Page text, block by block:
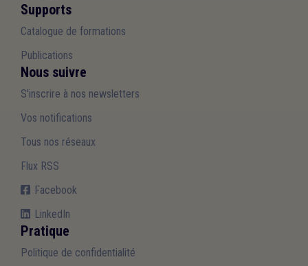
Supports
Catalogue de formations
Publications
Nous suivre
S'inscrire à nos newsletters
Vos notifications
Tous nos réseaux
Flux RSS
Facebook
LinkedIn
Pratique
Politique de confidentialité